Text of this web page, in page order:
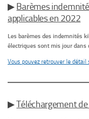
▶Barèmes
applicables en 2022
Les barèmes des indemnités
électriques sont mis jour dans
Vous pouvez retrouver le
▶Téléchargement